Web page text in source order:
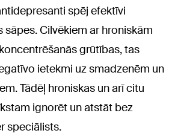
spēj efektīvi
sāpes. Cilvēkiem ar hroniskām
grūtības, tas
ietekmi uz smadzenēm un
Tādēļ hroniskas un arī citu
ignorēt un atstāt bez
speciālists.